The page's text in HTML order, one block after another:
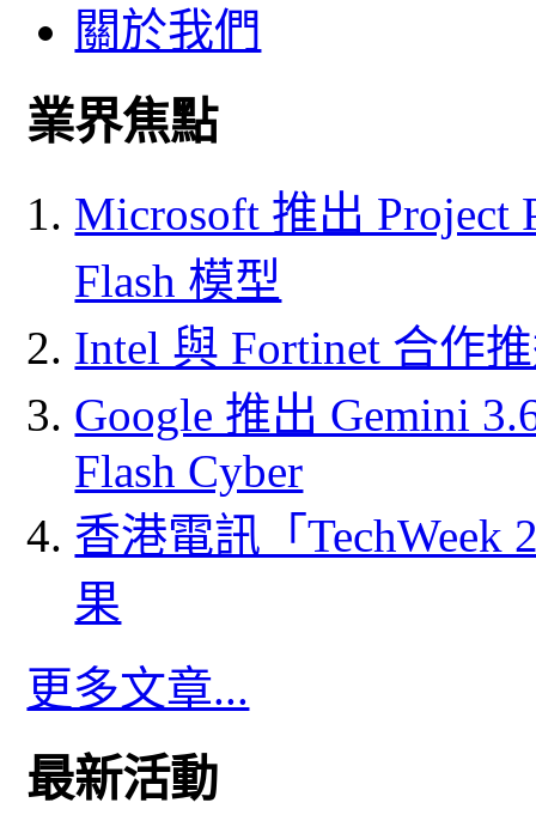
關於我們
業界焦點
Microsoft 推出 Project
Flash 模型
Intel 與 Fortinet 合作
Google 推出 Gemini
Flash Cyber
香港電訊「
果
更多文章...
最新活動